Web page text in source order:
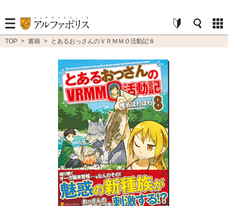
TOP > 書籍 > とあるおっさんのＶＲＭＭＯ活動記８